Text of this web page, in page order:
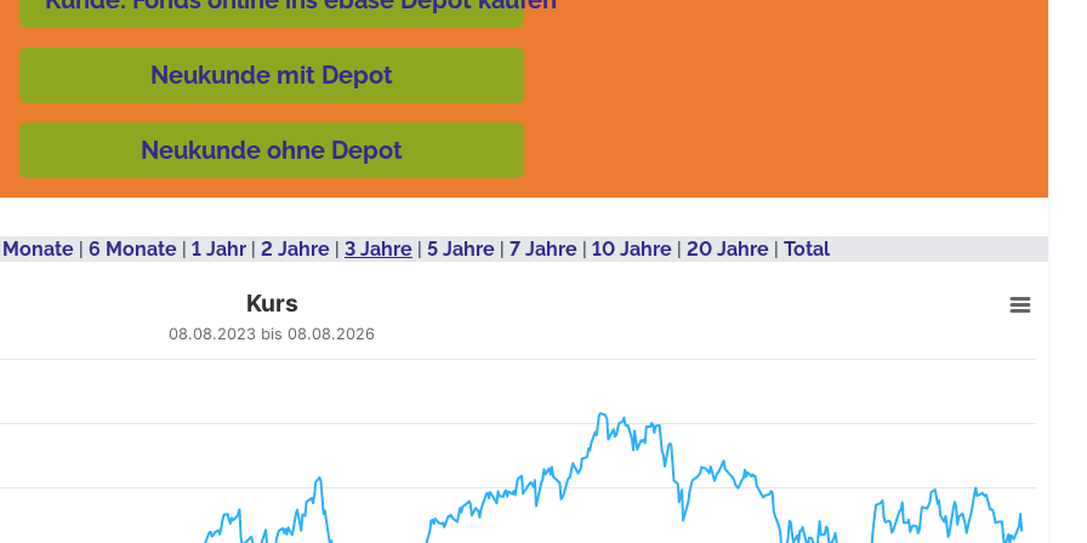
Neukunde mit Depot
Neukunde ohne Depot
Monate | 6 Monate | 1 Jahr | 2 Jahre | 3 Jahre | 5 Jahre | 7 Jahre | 10 Jahre | 20 Jahre | Total
to 45.75.
Kurs
08.08.2023 bis 08.08.2026